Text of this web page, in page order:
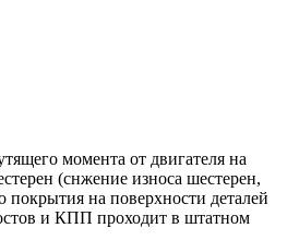
момента от двигателя на
(снжение износа шестерен,
покрытия на поверхности деталей
и КПП проходит в штатном